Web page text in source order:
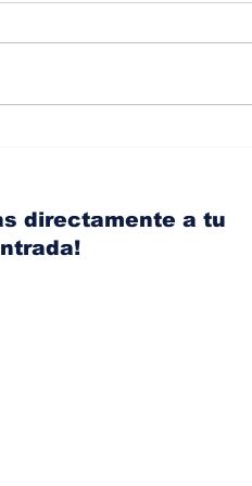
directamente a tu